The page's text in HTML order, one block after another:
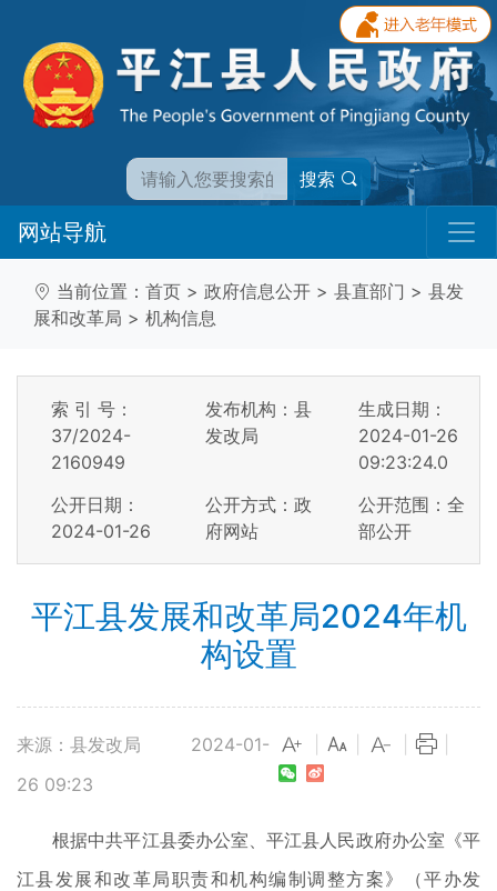
搜索
网站导航
当前位置： 首页 > 政府信息公开 > 县直部门 > 县发
展和改革局 > 机构信息
索 引 号：
37/2024-
2160949
发布机构：县
发改局
生成日期：
2024-01-26
09:23:24.0
公开日期：
2024-01-26
公开方式：政
府网站
公开范围：全
部公开
平江县发展和改革局2024年机
构设置
来源：县发改局
2024-01-
26 09:23
根据中共平江县委办公室、平江县人民政府办公室《平
江县发展和改革局职责和机构编制调整方案》（平办发